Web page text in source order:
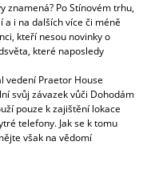
znamená? Po Stínovém trhu,
a i na dalších více či méně
kteří nesou novinky o
které naposledy
vedení Praetor House
svůj závazek vůči Dohodám
pouze k zajištění lokace
telefony. Jak se k tomu
však na vědomí